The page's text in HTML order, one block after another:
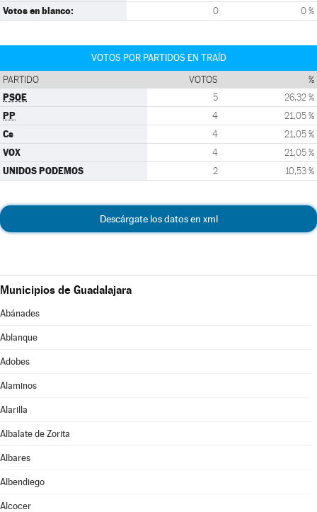
Votos en blanco: 0 0 %
VOTOS POR PARTIDOS EN TRAÍD
PARTIDO VOTOS %
PSOE 5 26,32 %
PP 4 21,05 %
Cs 4 21,05 %
VOX 4 21,05 %
UNIDOS PODEMOS 2 10,53 %
Descárgate los datos en xml
Municipios de Guadalajara
Abánades
Ablanque
Adobes
Alaminos
Alarilla
Albalate de Zorita
Albares
Albendiego
Alcocer